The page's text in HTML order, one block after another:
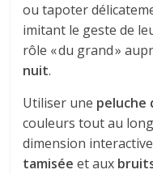
ou tapoter
imitant le geste de
rôle « du grand »
nuit.
Utiliser une peluche
couleurs tout au
dimension
tamisée et aux